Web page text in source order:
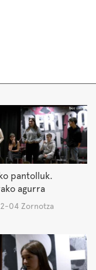
pantolluk.
agurra
04 Zornotza